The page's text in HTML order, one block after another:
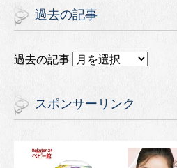
過去の記事
過去の記事
スポンサーリンク